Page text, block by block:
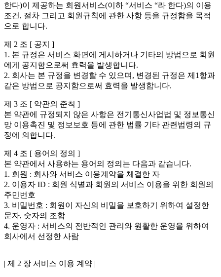
한다)이 제공하는 회원서비스(이하 “서비스 “라 한다)의 이용
조건, 절차 그리고 회원규칙에 관한 사항 등을 규정함을 목적
으로 합니다.
제 2 조 [ 공지 ]
1. 본 규정은 서비스 화면에 게시하거나 기타의 방법으로 회원
에게 공지함으로써 효력을 발생합니다.
2. 회사는 본 규정을 변경할 수 있으며, 변경된 규정은 제1항과
같은 방법으로 공지함으로써 효력을 발생합니다.
제 3 조 [ 약관외 준칙 ]
본 약관에 규정되지 않은 사항은 전기통신사업법 및 정보통신
망 이용촉진 및 정보보호 등에 관한 법률 기타 관련법령의 규
정에 의합니다.
제 4 조 [ 용어의 정의 ]
본 약관에서 사용하는 용어의 정의는 다음과 같습니다.
1. 회원 : 회사와 서비스 이용계약을 체결한 자
2. 이용자 ID : 회원 식별과 회원의 서비스 이용을 위한 회원의
주민번호
3. 비밀번호 : 회원이 자신의 비밀을 보호하기 위하여 설정한
문자, 숫자의 조합
4. 운영자 : 서비스의 전반적인 관리와 원활한 운영을 위하여
회사에서 선정한 사람
| 제 2 장 서비스 이용 계약 |